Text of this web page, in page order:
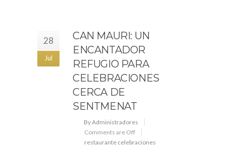
28
Jul
CAN MAURI: UN
ENCANTADOR
REFUGIO PARA
CELEBRACIONES
CERCA DE
SENTMENAT
By Administradores
Comments are Off
restaurante celebraciones